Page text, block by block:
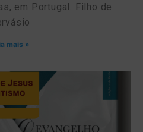
em Portugal. Filho de
mais »